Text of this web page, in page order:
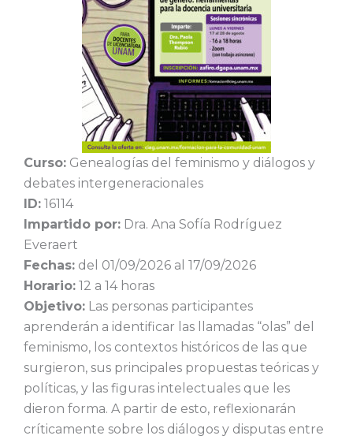
Curso: Genealogías del feminismo y diálogos y
debates intergeneracionales
ID: 16114
Impartido por: Dra. Ana Sofía Rodríguez
Everaert
Fechas: del 01/09/2026 al 17/09/2026
Horario: 12 a 14 horas
Objetivo: Las personas participantes
aprenderán a identificar las llamadas “olas” del
feminismo, los contextos históricos de las que
surgieron, sus principales propuestas teóricas y
políticas, y las figuras intelectuales que les
dieron forma. A partir de esto, reflexionarán
críticamente sobre los diálogos y disputas entre